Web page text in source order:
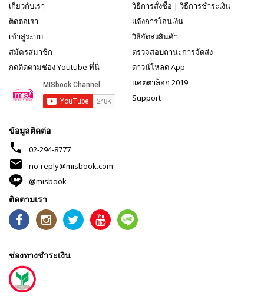
เกี่ยวกับเรา
ติดต่อเรา
เข้าสู่ระบบ
สมัครสมาชิก
กดติดตามช่อง Youtube ที่นี่
วิธีการสั่งซื้อ | วิธีการชำระเงิน
แจ้งการโอนเงิน
วิธีจัดส่งสินค้า
ตรวจสอบถานะการจัดส่ง
ดาวน์โหลด App
แคตตาล็อก 2019
Support
ข้อมูลติดต่อ
phone 02-294-8777
mail
no-reply@misbook.com
@misbook
ติดตามเรา
ช่องทางชำระเงิน